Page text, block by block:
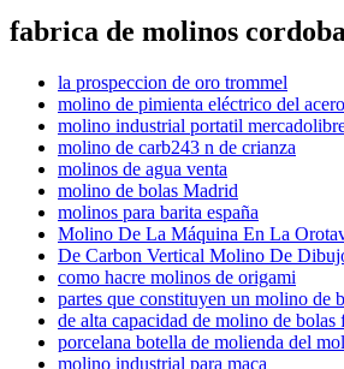
fabrica de molinos
la prospeccion de oro trommel
molino de pimienta eléctrico del
molino industrial portatil
molino de carb243 n de crianza
molinos de agua venta
molino de bolas Madrid
molinos para barita españa
Molino De La Máquina En La
De Carbon Vertical Molino De
como hacre molinos de origami
partes que constituyen un molino de
de alta capacidad de molino de bolas
porcelana botella de molienda del
molino industrial para maca